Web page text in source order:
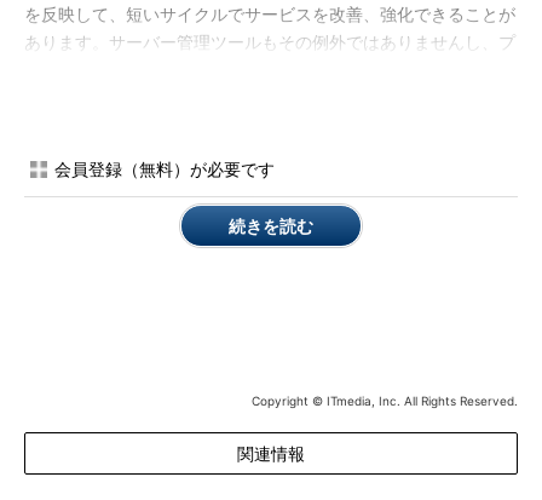
を反映して、短いサイクルでサービスを改善、強化できることが
あります。サーバー管理ツールもその例外ではありませんし、プ
スしてみました。すると、サーバー管理ツールの接続やUI（ユー
ザーインタフェース）、細かい機能に関して、さまざまな変更が
加えられていることに気が付きました。そこで今回は、2016年8
きるオプションが追加されたことです。これまではサーバー管理
会員登録（無料）が必要です
続きを読む
Copyright © ITmedia, Inc. All Rights Reserved.
関連情報